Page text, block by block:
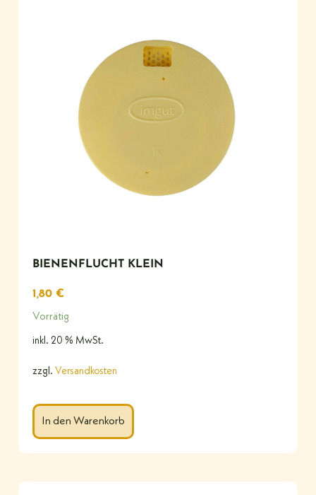
BIENENFLUCHT KLEIN
1,80 €
Vorrätig
inkl. 20 % MwSt.
zzgl. Versandkosten
In den Warenkorb